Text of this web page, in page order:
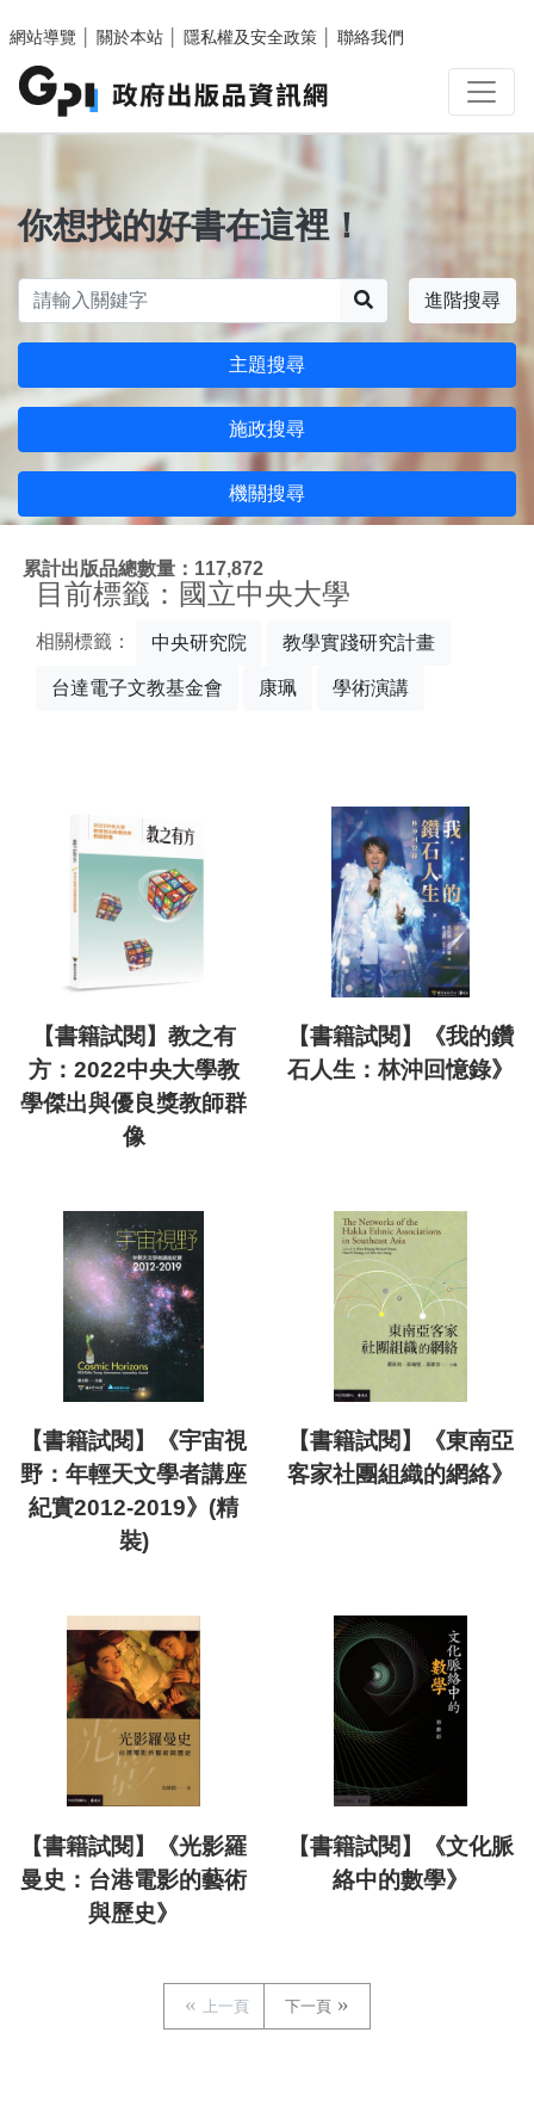
網站導覽
關於本站 隱私權及安全政策 聯絡我們
你想找的好書在這裡！
進階搜尋
主題搜尋
施政搜尋
機關搜尋
累計出版品總數量：117,872
目前標籤：國立中央大學
相關標籤： 中央研究院 教學實踐研究計畫
台達電子文教基金會 康珮 學術演講
【書籍試閱】教之有
方：2022中央大學教
學傑出與優良獎教師群
像
【書籍試閱】《我的鑽
石人生：林沖回憶錄》
【書籍試閱】《宇宙視
野：年輕天文學者講座
紀實2012-2019》(精
裝)
【書籍試閱】《東南亞
客家社團組織的網絡》
【書籍試閱】《光影羅
曼史：台港電影的藝術
與歷史》
【書籍試閱】《文化脈
絡中的數學》
上一頁 下一頁